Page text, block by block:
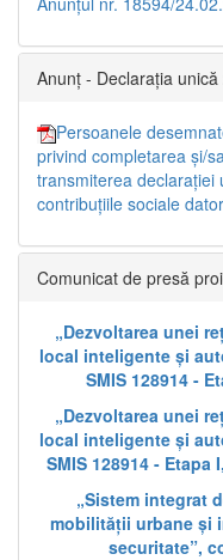
Anunț - Declarația unică
Persoanele
privind completarea și/
transmiterea declarației
contribuțiile sociale
Comunicat de presă
„Dezvoltarea unei
local inteligente și
SMIS 128914 -
„Dezvoltarea unei
local inteligente și
SMIS 128914 - Etapa
„Sistem integrat
mobilității urbane și
securitate”,